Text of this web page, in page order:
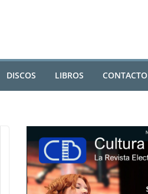
DISCOS LIBROS CONTACTO